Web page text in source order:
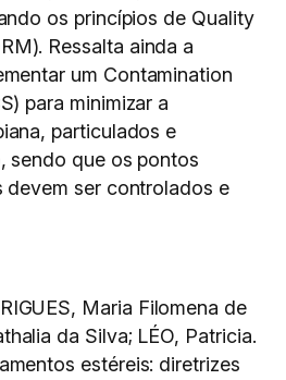
os princípios de Quality
Ressalta ainda a
um Contamination
para minimizar a
particulados e
sendo que os pontos
ser controlados e
Maria Filomena de
da Silva; LÉO, Patricia.
estéreis: diretrizes